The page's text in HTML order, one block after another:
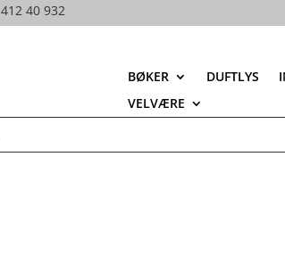
412 40 932
BØKER DUFTLYS
VELVÆRE